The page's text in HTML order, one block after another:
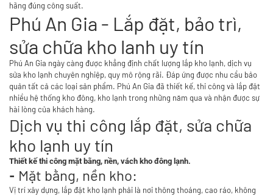
hãng đúng công suất.
Phú An Gia - Lắp đặt, bảo trì,
sửa chữa kho lanh uy tín
Phú An Gia ngày càng được khẳng định chất lượng lắp kho lạnh, dịch vụ
sửa kho lạnh chuyên nghiệp, quy mô rộng rãi. Đáp ứng được nhu cầu bảo
quản tất cả các loại sản phẩm. Phú An Gia đã thiết kế, thi công và lắp đặt
nhiều hệ thống kho đông, kho lạnh trong những năm qua và nhận được sự
hài lòng của khách hàng.
Dịch vụ thi công lắp đặt, sửa chữa
kho lạnh uy tín
Thiết kế thi công mặt bằng, nền, vách kho đông lạnh.
- Mặt bằng, nền kho:
Vị trí xây dựng, lắp đặt kho lạnh phải là nơi thông thoáng, cao ráo, không